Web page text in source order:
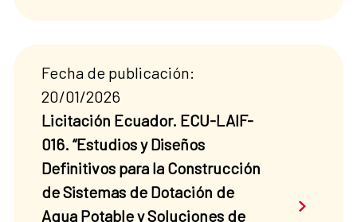
Fecha de publicación:
20/01/2026
Licitación Ecuador. ECU-LAIF-
016. “Estudios y Diseños
Definitivos para la Construcción
de Sistemas de Dotación de
Agua Potable y Soluciones de
Saber